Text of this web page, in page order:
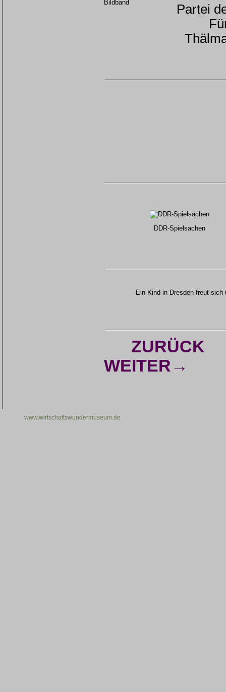
Bildband
Partei
DDR-Spielsachen
Ein Kind in Dresden freut
ZURÜCK
WEITER→
www.wirtschaftswundermuseum.de